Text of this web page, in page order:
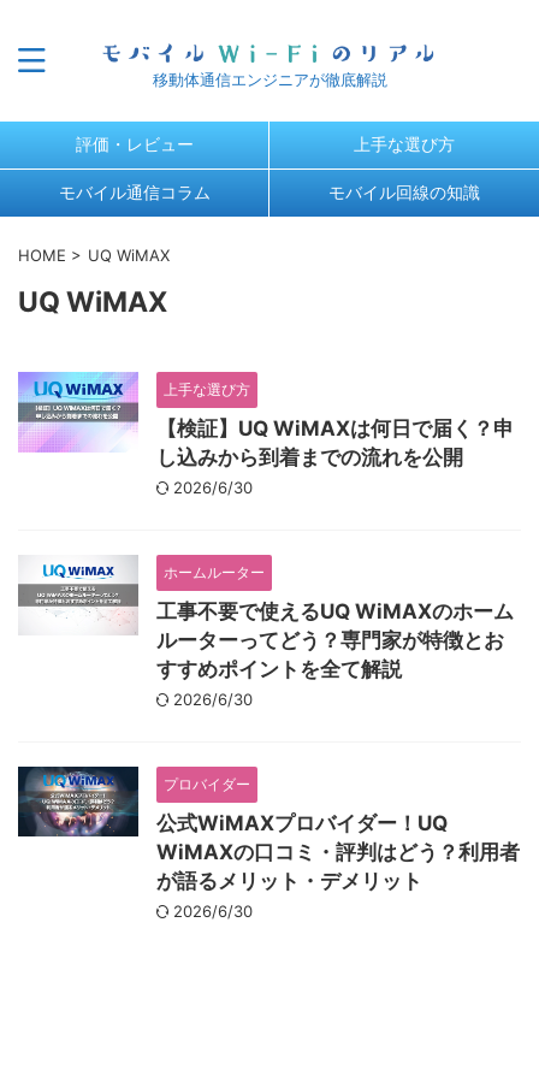
移動体通信エンジニアが徹底解説
評価・レビュー 上手な選び方
モバイル通信コラム モバイル回線の知識
HOME > UQ WiMAX
UQ WiMAX
上手な選び方
【検証】UQ WiMAXは何日で届く？申
し込みから到着までの流れを公開
2026/6/30
ホームルーター
工事不要で使えるUQ WiMAXのホーム
ルーターってどう？専門家が特徴とお
すすめポイントを全て解説
2026/6/30
プロバイダー
公式WiMAXプロバイダー！UQ
WiMAXの口コミ・評判はどう？利用者
が語るメリット・デメリット
2026/6/30